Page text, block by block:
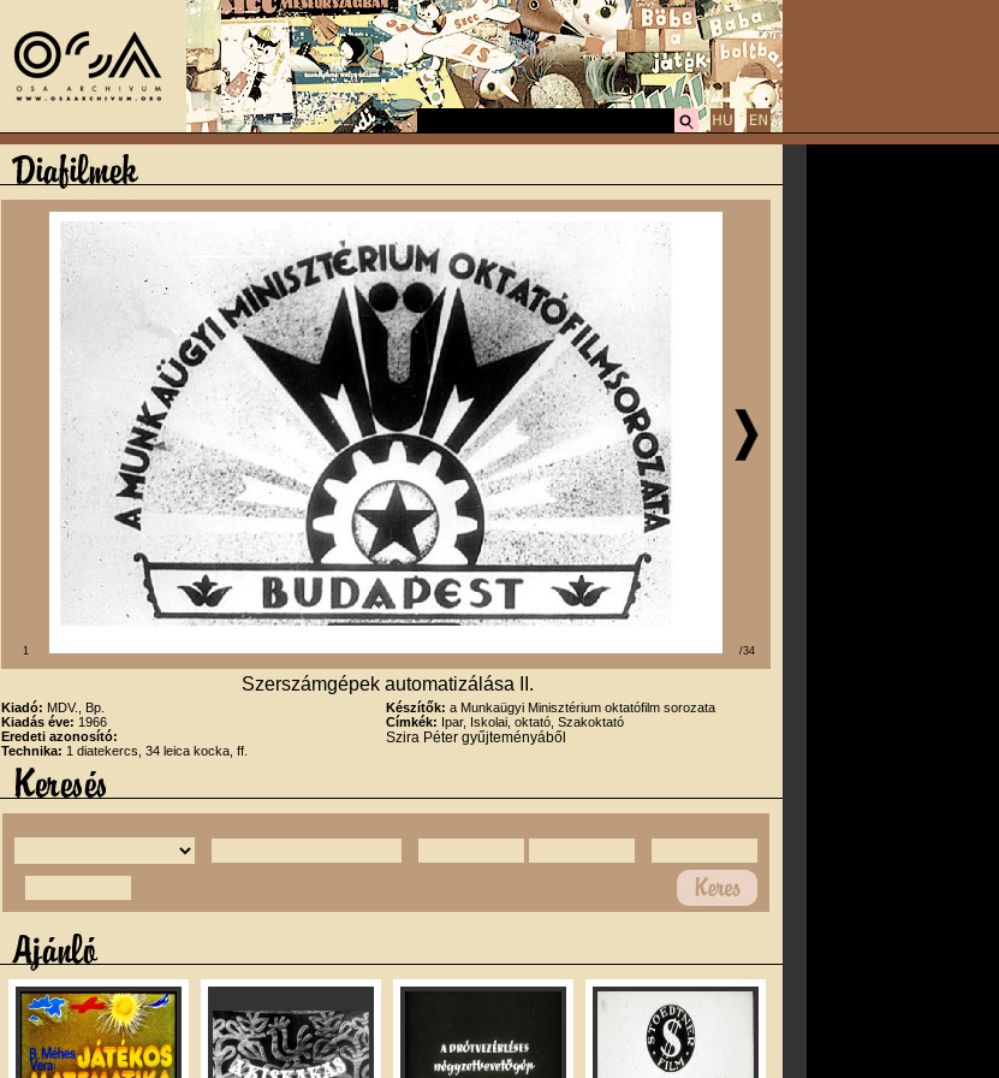
1 /34
Szerszámgépek automatizálása II.
Kiadó: MDV., Bp.
Kiadás éve: 1966
Eredeti azonosító:
Technika: 1 diatekercs, 34 leica kocka, ff.
Készítők: a Munkaügyi Minisztérium oktatófilm sorozata
Címkék: Ipar, Iskolai, oktató, Szakoktató
Szira Péter gyűjteményáből